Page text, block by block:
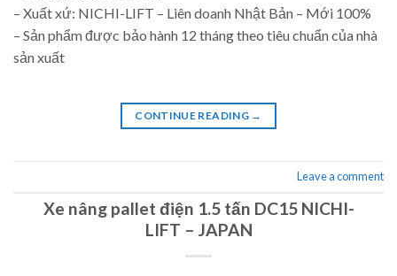
– Xuất xứ: NICHI-LIFT – Liên doanh Nhật Bản – Mới 100%
– Sản phẩm được bảo hành 12 tháng theo tiêu chuẩn của nhà
sản xuất
CONTINUE READING →
Leave a comment
Xe nâng pallet điện 1.5 tấn DC15 NICHI-
LIFT – JAPAN